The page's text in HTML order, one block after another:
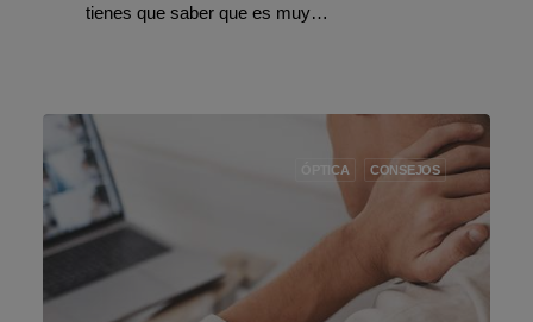
tienes que saber que es muy…
ÓPTICA CONSEJOS